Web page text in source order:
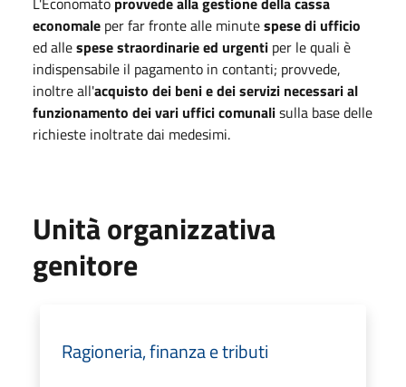
economale per far fronte alle minutespese di ufficio
ed allespese straordinarie ed urgenti per le quali è
indispensabile il pagamento in contanti; provvede,
inoltre all'acquisto dei beni e dei servizi necessari al
funzionamento dei vari uffici comunalisulla base delle
richieste inoltrate dai medesimi.
Unità organizzativa
genitore
Ragioneria, finanza e tributi